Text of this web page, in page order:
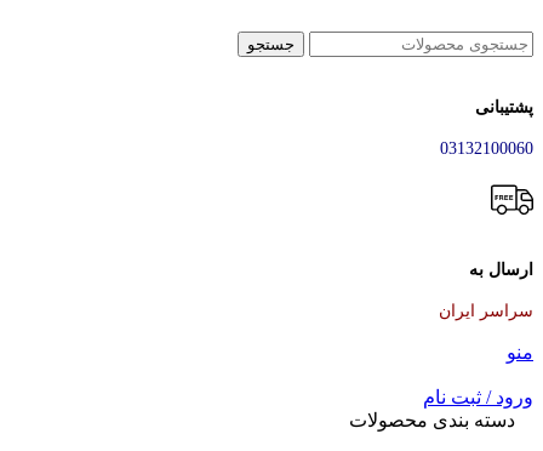
جستجو
پشتیبانی
03132100060
ارسال به
سراسر ایران
منو
ورود / ثبت نام
دسته بندی محصولات